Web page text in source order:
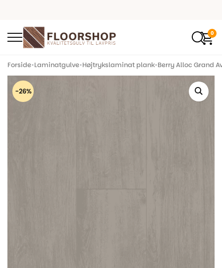
0
Forside•Laminatgulve•Højtrykslaminat plank•Berry Alloc Grand
-26%